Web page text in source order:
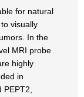
for natural
visually
In the
MRI probe
highly
in